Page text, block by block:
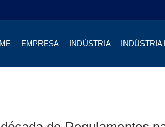
EMPRESA INDÚSTRIA INDÚSTRIA